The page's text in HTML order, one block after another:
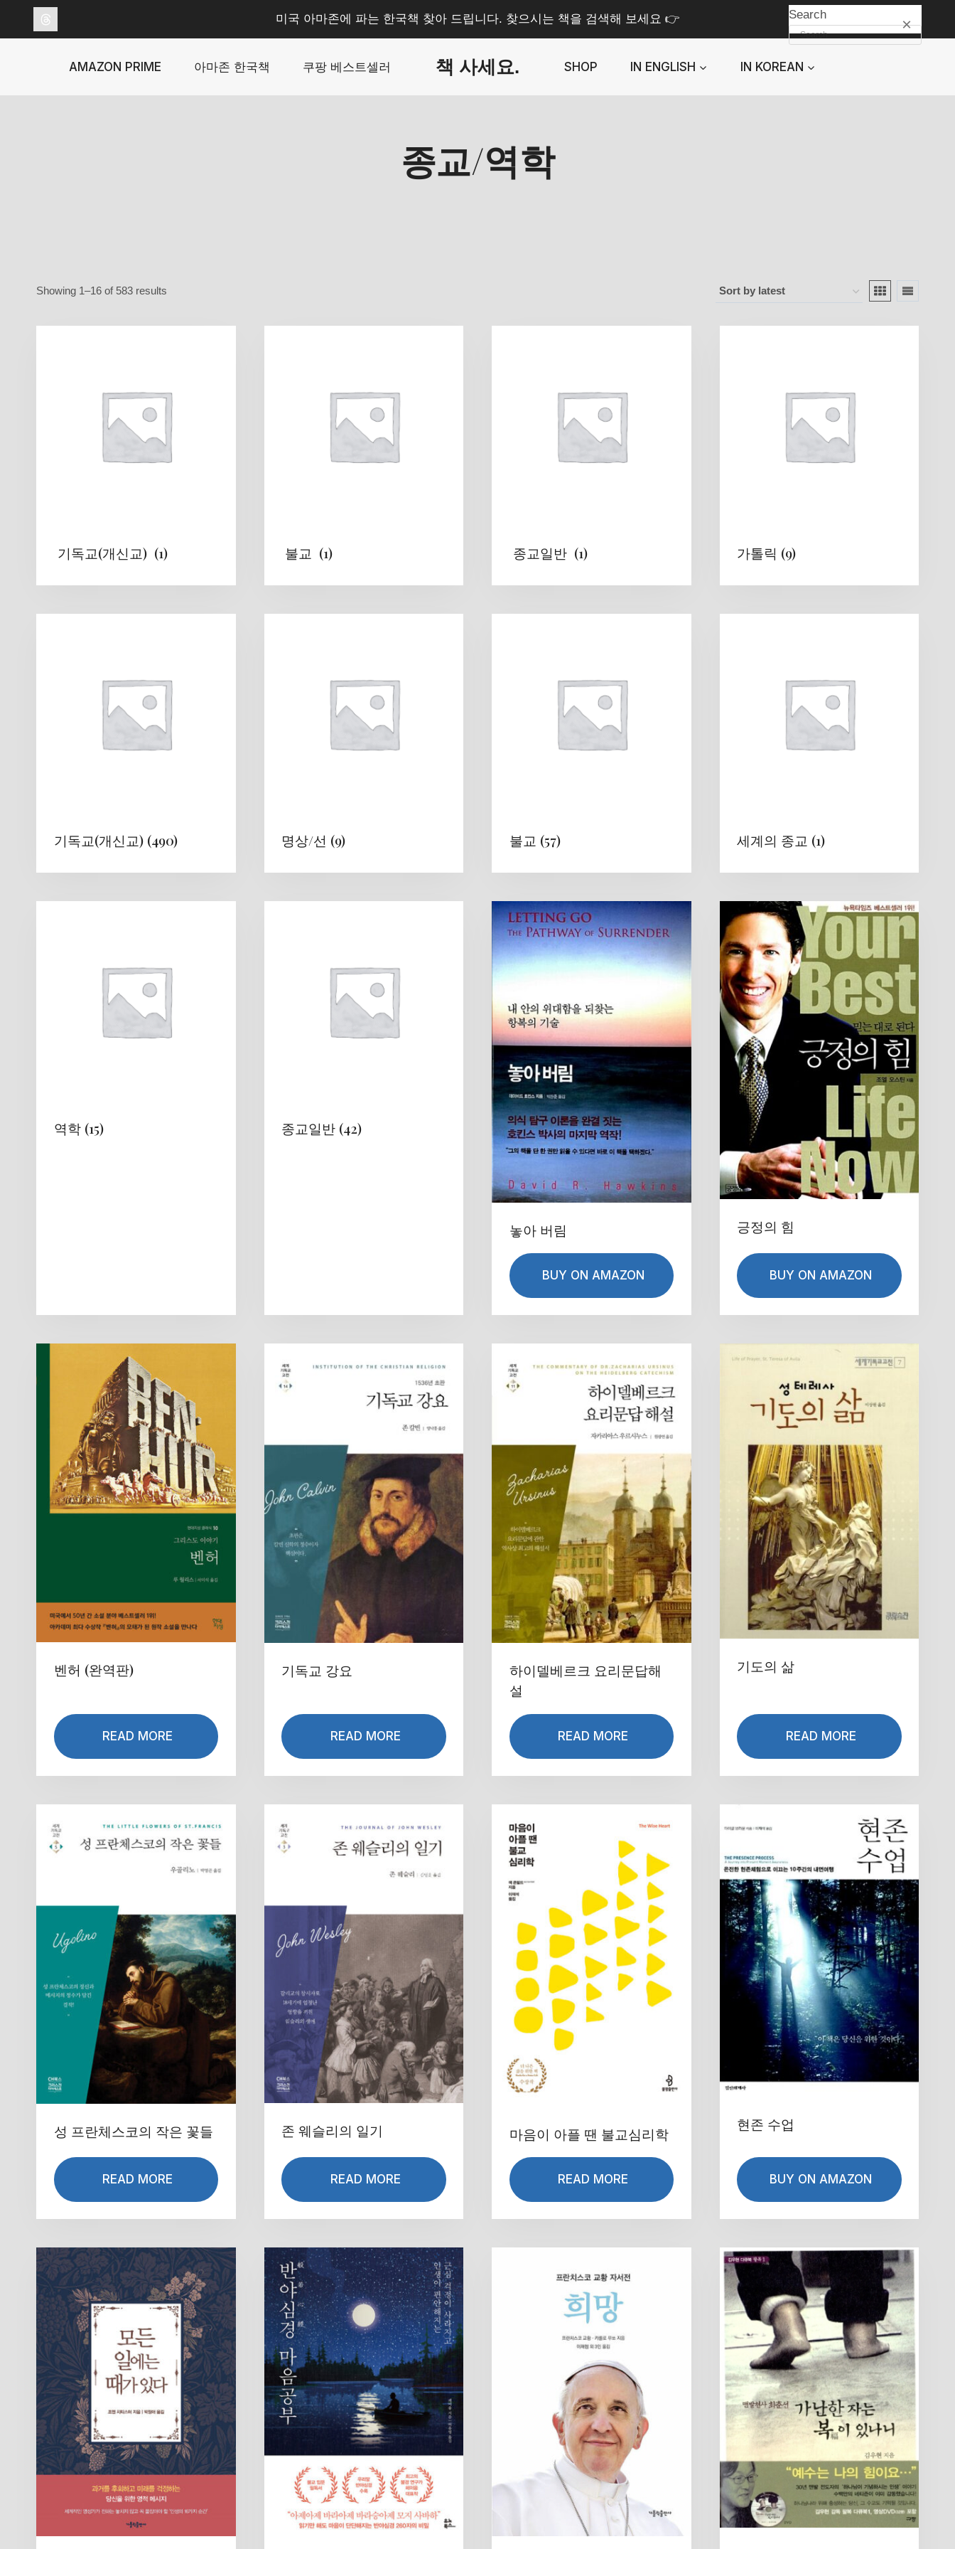
미국 아마존에 파는 한국책 찾아 드립니다. 찾으시는 책을 검색해 보세요 👉 Search
×
AMAZON PRIME 아마존 한국책 쿠팡 베스트셀러 책 사세요. SHOP IN ENGLISH IN KOREAN
종교/역학
Showing 1–16 of 583 results
기독교(개신교) (1) 불교 (1) 종교일반 (1) 가톨릭 (9)
기독교(개신교) (490) 명상/선 (9) 불교 (57) 세계의 종교 (1)
역학 (15) 종교일반 (42)
놓아 버림
BUY ON AMAZON
긍정의 힘
BUY ON AMAZON
벤허 (완역판)
READ MORE
기독교 강요
READ MORE
하이델베르크 요리문답해
설
READ MORE
기도의 삶
READ MORE
성 프란체스코의 작은 꽃들
READ MORE
존 웨슬리의 일기
READ MORE
마음이 아플 땐 불교심리학
READ MORE
현존 수업
BUY ON AMAZON